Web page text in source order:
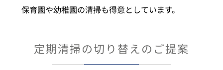
保育園や幼稚園の清掃も得意としています。
定期清掃の切り替えのご提案